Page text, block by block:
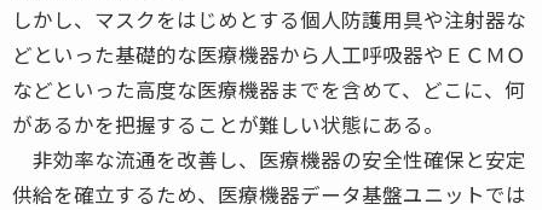
しかし、マスクをはじめとする個人防護用具や注射器な
どといった基礎的な医療機器から人工呼吸器やＥＣＭＯ
などといった高度な医療機器までを含めて、どこに、何
があるかを把握することが難しい状態にある。
非効率な流通を改善し、医療機器の安全性確保と安定
供給を確立するため、医療機器データ基盤ユニットでは